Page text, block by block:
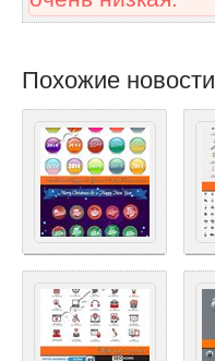
Похожие новости